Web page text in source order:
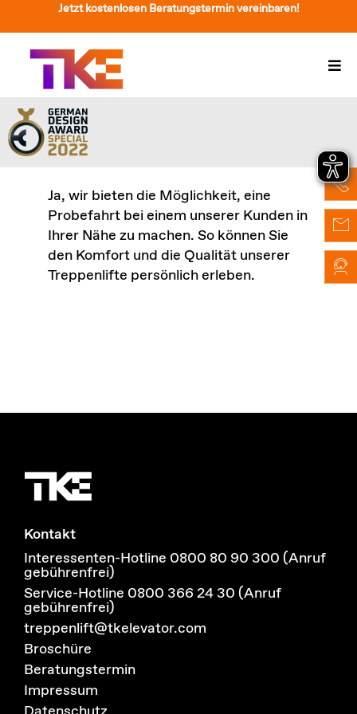
Inhalt
springen
Jetzt kostenlosen Beratungstermin vereinbaren!
Treppenlift
Preise
Service
Treppenliftberatung
Über Uns & Kontakt
Ja, wir bieten die Möglichkeit, eine
Probefahrt bei einem unserer Kunden in
Ihrer Nähe zu machen. So können Sie
den Komfort und die Qualität unserer
Treppenlifte persönlich erleben.
Kontakt
Interessenten-Hotline 0800 80 90 300 (Anruf
gebührenfrei)
Service-Hotline 0800 366 24 30 (Anruf
gebührenfrei)
treppenlift@tkelevator.com
Broschüre
Beratungstermin
Impressum